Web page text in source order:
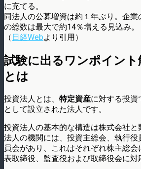
に充てる。
同法人の公募増資は約１年ぶり。企業
の総数は最大で約14％増える見込み。
（ 日経Webより引用）
試験に出るワンポイント
とは
投資法人とは、 特定資産に対する投資
として設立された法人です。
投資法人の基本的な構造は株式会社
法人の機関には、投資主総会、執行
員会があり、これはそれぞれ株主総
表取締役、監査役および取締役会に対